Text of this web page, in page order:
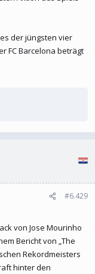
der jüngsten vier
FC Barcelona beträgt
#6.429
von Jose Mourinho
Bericht von „The
Rekordmeisters
hinter den